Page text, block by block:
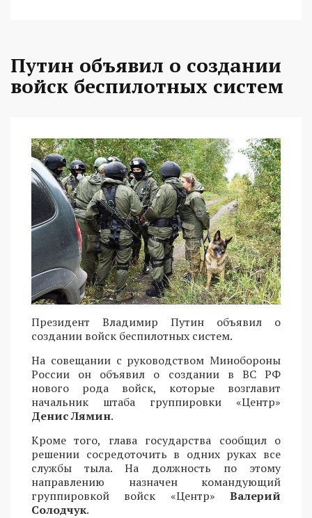
Путин объявил о создании
войск беспилотных систем
Президент Владимир Путин объявил о
создании войск беспилотных систем.
На совещании с руководством Минобороны
России он объявил о создании в ВС РФ
нового рода войск, которые возглавит
начальник штаба группировки «Центр»
Денис Лямин.
Кроме того, глава государства сообщил о
решении сосредоточить в одних руках все
службы тыла. На должность по этому
направлению назначен командующий
группировкой войск «Центр» Валерий
Солодчук.